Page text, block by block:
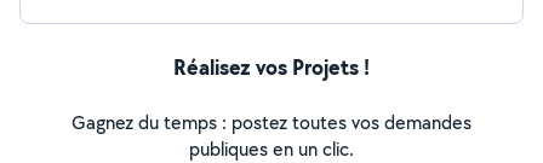
Réalisez vos Projets !
Gagnez du temps : postez toutes vos demandes
publiques en un clic.